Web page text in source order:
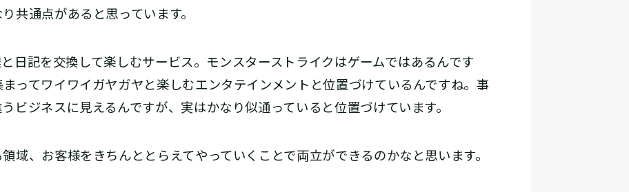
共通点があると思っています。
日記を交換して楽しむサービス。モンスターストライクはゲームではあるんです
ってワイワイガヤガヤと楽しむエンタテインメントと位置づけているんですね。事
ビジネスに見えるんですが、実はかなり似通っていると位置づけています。
域、お客様をきちんととらえてやっていくことで両立ができるのかなと思います。